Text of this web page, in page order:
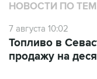
НОВОСТИ ПО
7 августа 10:02
Топливо в
продажу на